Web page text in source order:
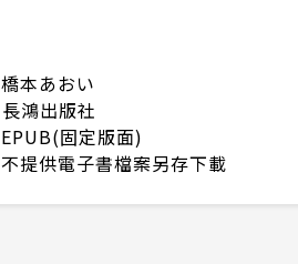
橋本あおい
長鴻出版社
EPUB(固定版面)
不提供電子書檔案另存下載